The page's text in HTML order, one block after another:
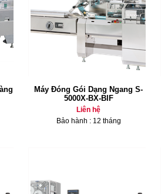
Máy Đóng Gói Dạng Ngang S-
5000X-BX-BIF
Liên hệ
Bảo hành : 12 tháng